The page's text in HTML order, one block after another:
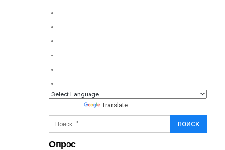
Powered by Translate
Опрос